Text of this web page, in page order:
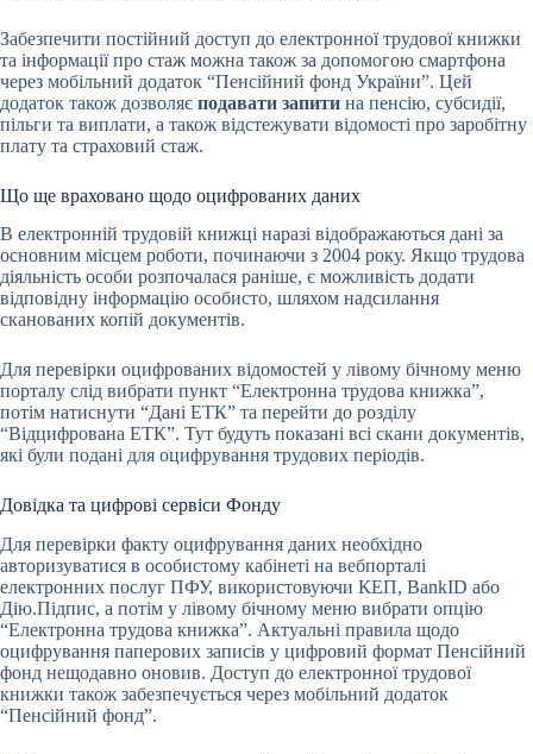
Забезпечити постійний доступ до електронної трудової книжки
та інформації про стаж можна також за допомогою смартфона
через мобільний додаток “Пенсійний фонд України”. Цей
додаток також дозволяє подавати запити на пенсію, субсидії,
пільги та виплати, а також відстежувати відомості про заробітну
плату та страховий стаж.
Що ще враховано щодо оцифрованих даних
В електронній трудовій книжці наразі відображаються дані за
основним місцем роботи, починаючи з 2004 року. Якщо трудова
діяльність особи розпочалася раніше, є можливість додати
відповідну інформацію особисто, шляхом надсилання
сканованих копій документів.
Для перевірки оцифрованих відомостей у лівому бічному меню
порталу слід вибрати пункт “Електронна трудова книжка”,
потім натиснути “Дані ЕТК” та перейти до розділу
“Відцифрована ЕТК”. Тут будуть показані всі скани документів,
які були подані для оцифрування трудових періодів.
Довідка та цифрові сервіси Фонду
Для перевірки факту оцифрування даних необхідно
авторизуватися в особистому кабінеті на вебпорталі
електронних послуг ПФУ, використовуючи КЕП, BankID або
Дію.Підпис, а потім у лівому бічному меню вибрати опцію
“Електронна трудова книжка”. Актуальні правила щодо
оцифрування паперових записів у цифровий формат Пенсійний
фонд нещодавно оновив. Доступ до електронної трудової
книжки також забезпечується через мобільний додаток
“Пенсійний фонд”.